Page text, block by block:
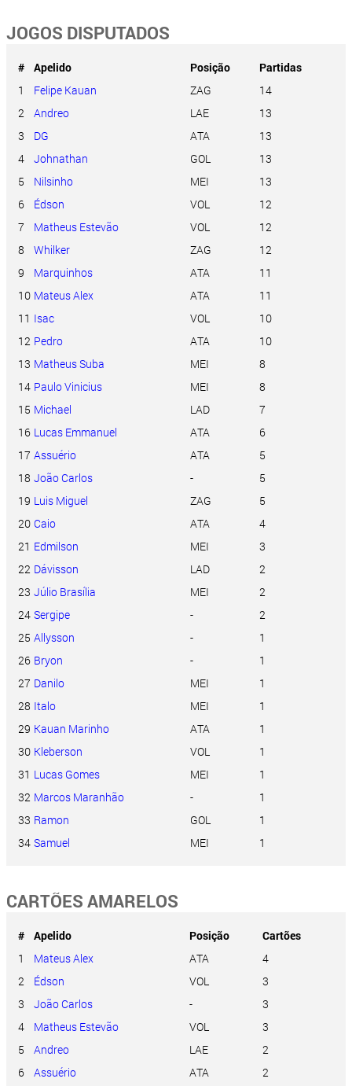
JOGOS DISPUTADOS
# Apelido Posição
Partidas
1
Felipe Kauan ZAG
14
2
Andreo LAE
13
3
DG ATA
13
4
Johnathan GOL
13
5
Nilsinho MEI
13
6
Édson VOL
12
7
Matheus Estevão VOL
12
8
Whilker ZAG
12
9
Marquinhos ATA
11
10 Mateus Alex ATA
11
11 Isac VOL
10
12 Pedro ATA
10
13 Matheus Suba MEI
8
14 Paulo Vinicius MEI
8
15 Michael LAD
7
16 Lucas Emmanuel ATA
6
17 Assuério ATA
5
18 João Carlos -
5
19 Luis Miguel ZAG
5
20 Caio ATA
4
21 Edmilson MEI
3
22 Dávisson LAD
2
23 Júlio Brasília MEI
2
24 Sergipe -
2
25 Allysson -
1
26 Bryon -
1
27 Danilo MEI
1
28 Italo MEI
1
29 Kauan Marinho ATA
1
30 Kleberson VOL
1
31 Lucas Gomes MEI
1
32 Marcos Maranhão -
1
33 Ramon GOL
1
34 Samuel MEI 1
CARTÕES AMARELOS
# Apelido Posição
Cartões
1
Mateus Alex ATA
4
2
Édson VOL
3
3
João Carlos -
3
4
Matheus Estevão VOL
3
5
Andreo LAE
2
6
Assuério ATA
2